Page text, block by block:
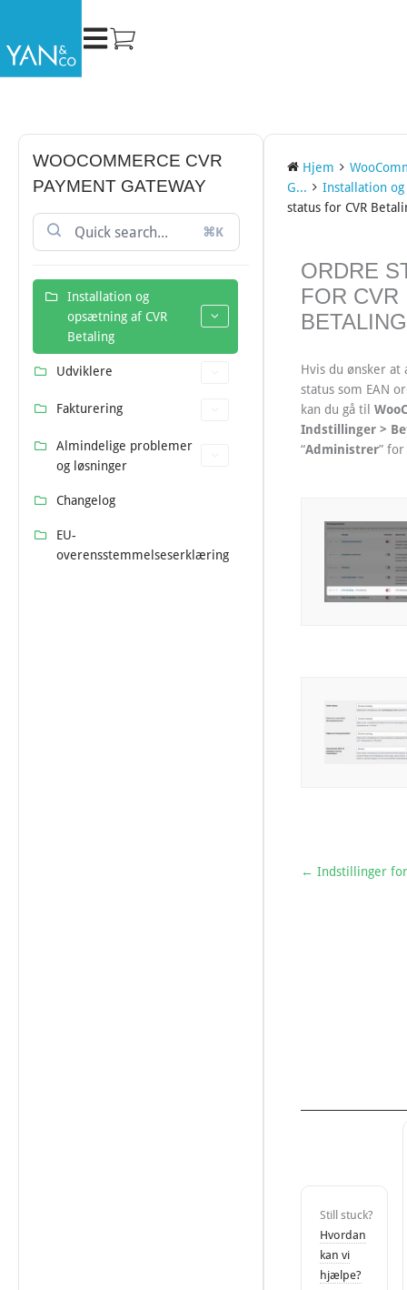
indholdet
WOOCOMMERCE CVR
PAYMENT GATEWAY
⌘K
Installation og
opsætning af CVR
Betaling
Udviklere
Fakturering
Almindelige problemer
og løsninger
Changelog
EU-
overensstemmelseserklæring
Hjem
G...
Installation
status for CVR
ORDRE
FOR CVR
Hvis du ønsker
status som EAN
kan du gå til
Indstillinger >
“Administrer” for
NAVIGATION
← Indstillinger for
Still stuck?
Hvordan
kan vi
hjælpe?